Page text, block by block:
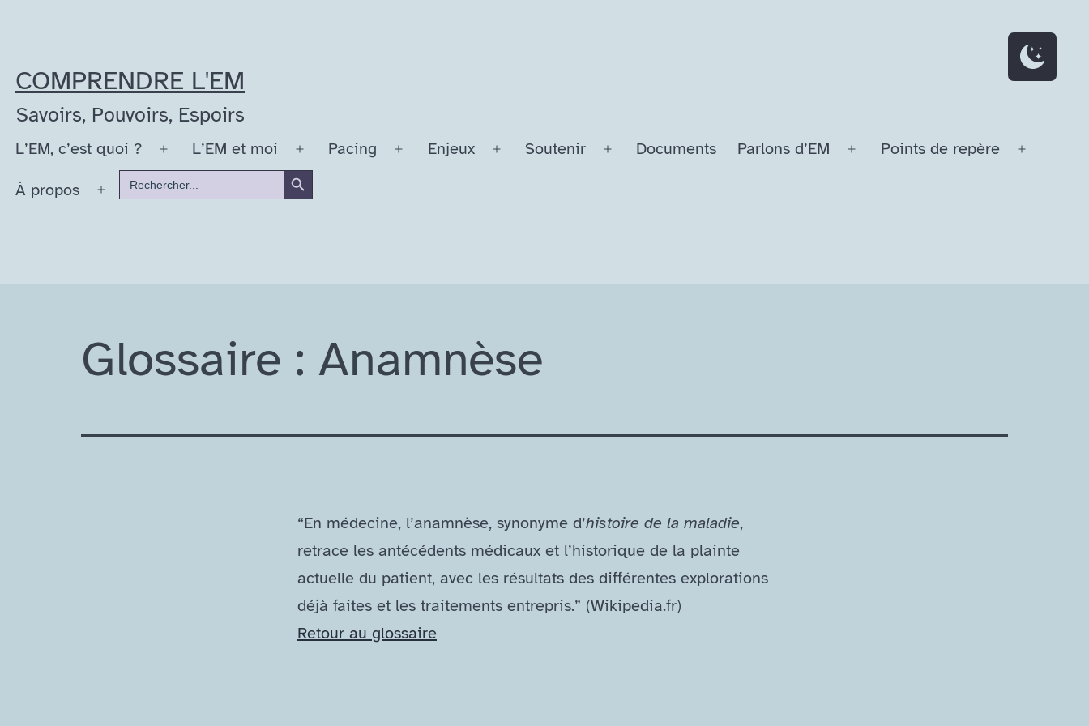
contenu
COMPRENDRE L'EM
Savoirs, Pouvoirs, Espoirs
L’EM, c’est quoi ?
Ouvrir
le
L’EM et moi
Ouvrir
le
Pacing
Ouvrir
Enjeux
Ouvrir
Soutenir
Ouvrir
Documents Parlons d’EM
Ouvrir
Points de repère
Ouvrir
À propos
Ouvrir
Search
for:
Search Button
Glossaire : Anamnèse
“En médecine, l’anamnèse, synonyme d’histoire de la maladie,
retrace les antécédents médicaux et l’historique de la plainte
actuelle du patient, avec les résultats des différentes explorations
déjà faites et les traitements entrepris.” (Wikipedia​.fr)
Retour au glossaire